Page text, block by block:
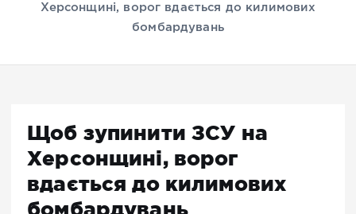
Херсонщині, ворог вдається до килимових
бомбардувань
Щоб зупинити ЗСУ на
Херсонщині, ворог
вдається до килимових
бомбардувань